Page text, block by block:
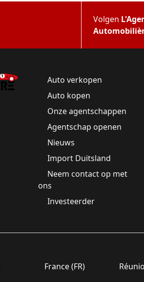
Volgen
Auto verkopen
Auto kopen
Onze agentschappen
Agentschap openen
Nieuws
Import Duitsland
Neem contact op met
ons
Investeerder
France (FR)